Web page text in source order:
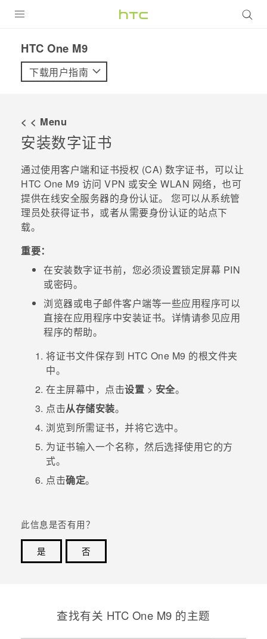
VIVE
支持帮助
在线客服
HTC One M9‎
下载用户指南
< < Menu
安装数字证书
通过使用客户端和证书授权 (CA) 数字证书，可以让
HTC One M9 访问 VPN 或安全 WLAN 网络，也可
提供在线安全服务器的身份认证。 您可以从系统管
理员处获得证书，或者从需要身份认证的站点下
载。
重要：
在安装数字证书前，您必须设置锁定屏幕 PIN
或密码。
浏览器或电子邮件客户端等一些应用程序可以
直接在应用程序中安装证书。详情请参见应用
程序的帮助。
将证书文件保存到 HTC One M9 的根文件夹
中。
在主屏幕中，点击设置 > 安全。
点击从存储安装。
浏览到所需证书，并将它选中。
为证书输入一个名称，然后选择使用它的方
式。
点击确定。
此信息是否有用？
是
否
查找有关 HTC One M9 的主题